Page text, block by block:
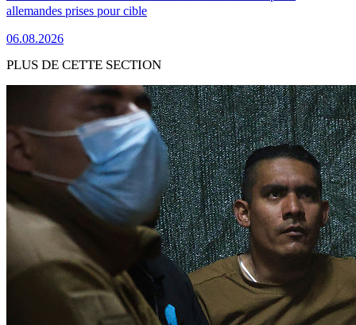
allemandes prises pour cible
06.08.2026
PLUS DE CETTE SECTION